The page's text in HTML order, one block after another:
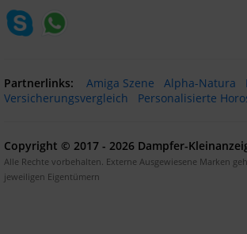
Partnerlinks: Amiga Szene Alpha-Natura
Versicherungsvergleich
Personalisierte
Copyright © 2017 - 2026 Dampfer-
Alle Rechte vorbehalten. Externe Ausgewiesene Marken
jeweiligen Eigentümern